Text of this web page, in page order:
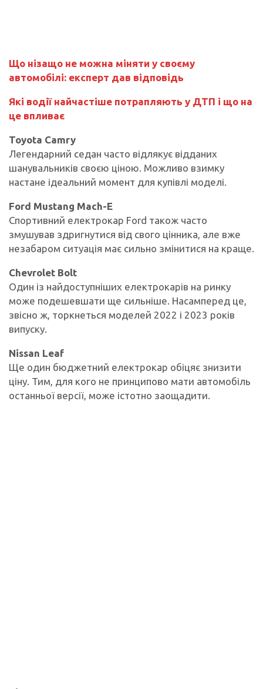
Що нізащо не можна міняти у своєму
автомобілі: експерт дав відповідь
Які водії найчастіше потрапляють у ДТП і що на
це впливає
Toyota Camry
Легендарний седан часто відлякує відданих
шанувальників своєю ціною. Можливо взимку
настане ідеальний момент для купівлі моделі.
Ford Mustang Mach-E
Спортивний електрокар Ford також часто
змушував здригнутися від свого цінника, але вже
незабаром ситуація має сильно змінитися на краще.
Chevrolet Bolt
Один із найдоступніших електрокарів на ринку
може подешевшати ще сильніше. Насамперед це,
звісно ж, торкнеться моделей 2022 і 2023 років
випуску.
Nissan Leaf
Ще один бюджетний електрокар обіцяє знизити
ціну. Тим, для кого не принципово мати автомобіль
останньої версії, може істотно заощадити.